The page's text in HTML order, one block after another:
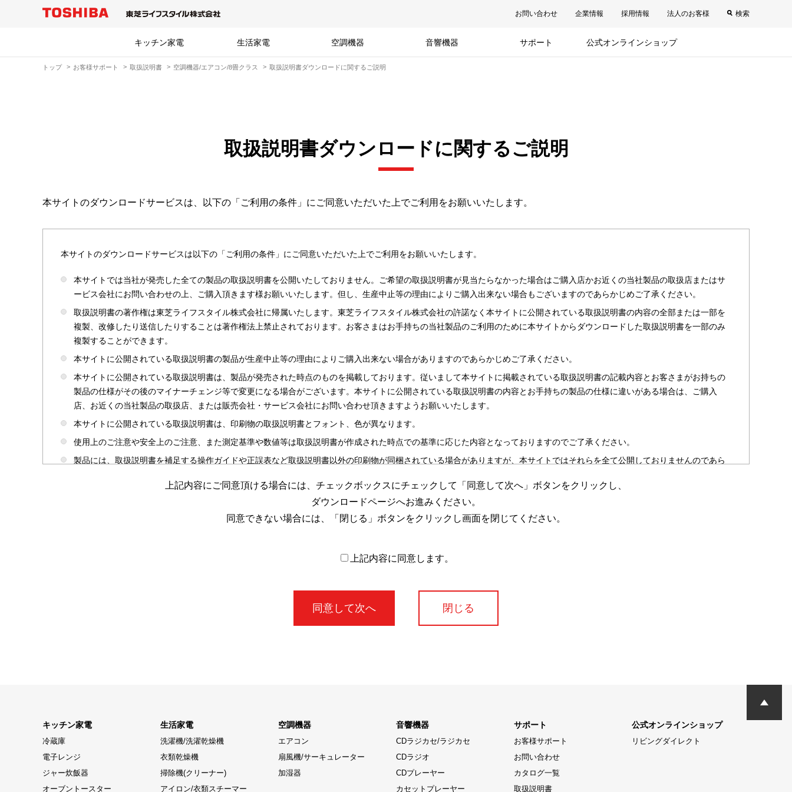
お問い合わせ 企業情報 採用情報 法人のお客様 検索
キッチン家電 生活家電 空調機器 音響機器 サポート 公式オンラインショップ
トップ お客様サポート 取扱説明書 空調機器/エアコン/8畳クラス 取扱説明書ダウンロードに関するご説明
取扱説明書ダウンロードに関するご説明
本サイトのダウンロードサービスは、以下の「ご利用の条件」にご同意いただいた上でご利用をお願いいたします。
本サイトのダウンロードサービスは以下の「ご利用の条件」にご同意いただいた上でご利用をお願いいたします。
本サイトでは当社が発売した全ての製品の取扱説明書を公開いたしておりません。ご希望の取扱説明書が見当たらなかった場合はご購入店かお近くの当社製品の取扱店またはサ
ービス会社にお問い合わせの上、ご購入頂きます様お願いいたします。但し、生産中止等の理由によりご購入出来ない場合もございますのであらかじめご了承ください。
取扱説明書の著作権は東芝ライフスタイル株式会社に帰属いたします。東芝ライフスタイル株式会社の許諾なく本サイトに公開されている取扱説明書の内容の全部または一部を
複製、改修したり送信したりすることは著作権法上禁止されております。お客さまはお手持ちの当社製品のご利用のために本サイトからダウンロードした取扱説明書を一部のみ
複製することができます。
本サイトに公開されている取扱説明書の製品が生産中止等の理由によりご購入出来ない場合がありますのであらかじめご了承ください。
本サイトに公開されている取扱説明書は、製品が発売された時点のものを掲載しております。従いまして本サイトに掲載されている取扱説明書の記載内容とお客さまがお持ちの
製品の仕様がその後のマイナーチェンジ等で変更になる場合がございます。本サイトに公開されている取扱説明書の内容とお手持ちの製品の仕様に違いがある場合は、ご購入
店、お近くの当社製品の取扱店、または販売会社・サービス会社にお問い合わせ頂きますようお願いいたします。
本サイトに公開されている取扱説明書は、印刷物の取扱説明書とフォント、色が異なります。
使用上のご注意や安全上のご注意、また測定基準や数値等は取扱説明書が作成された時点での基準に応じた内容となっておりますのでご了承ください。
製品には、取扱説明書を補足する操作ガイドや正誤表など取扱説明書以外の印刷物が同梱されている場合がありますが、本サイトではそれらを全て公開しておりませんのであら
本サイトのサービスは予告なく中止または内容を変更する場合がございますのであらかじめご了承ください。
場合がありますのであらかじめご了承ください。
上記内容にご同意頂ける場合には、チェックボックスにチェックして「同意して次へ」ボタンをクリックし、
ダウンロードページへお進みください。
同意できない場合には、「閉じる」ボタンをクリックし画面を閉じてください。
上記内容に同意します。
閉じる
キッチン家電
冷蔵庫
電子レンジ
ジャー炊飯器
オーブントースター
生活家電
洗濯機/洗濯乾燥機
衣類乾燥機
掃除機(クリーナー)
アイロン/衣類スチーマー
空調機器
エアコン
扇風機/サーキュレーター
加湿器
音響機器
CDラジカセ/ラジカセ
CDラジオ
CDプレーヤー
カセットプレーヤー
サポート
お客様サポート
お問い合わせ
カタログ一覧
取扱説明書
公式オンラインショップ
リビングダイレクト